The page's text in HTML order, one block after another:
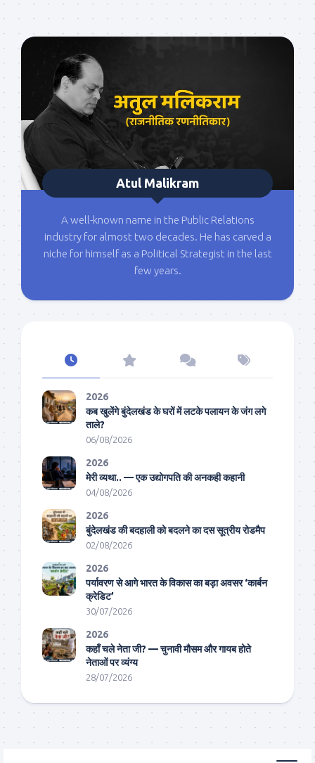
Atul Malikram
A well-known name in the Public Relations
industry for almost two decades. He has carved a
niche for himself as a Political Strategist in the last
few years.
2026
कब खुलेंगे बुंदेलखंड के घरों में लटके पलायन के जंग लगे
ताले?
06/08/2026
2026
मेरी व्यथा.. — एक उद्योगपति की अनकही कहानी
04/08/2026
2026
बुंदेलखंड की बदहाली को बदलने का दस सूत्रीय रोडमैप
02/08/2026
2026
पर्यावरण से आगे भारत के विकास का बड़ा अवसर ‘कार्बन
क्रेडिट’
30/07/2026
2026
कहाँ चले नेता जी? — चुनावी मौसम और गायब होते
नेताओं पर व्यंग्य
28/07/2026